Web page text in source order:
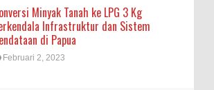
Minyak Tanah ke LPG 3 Kg
Infrastruktur dan Sistem
di Papua
Februari 2, 2023